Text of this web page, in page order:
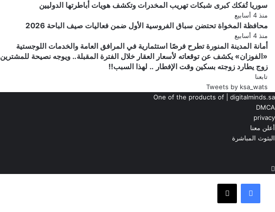
سوريا تُفكك كبرى شبكات تهريب المخدرات وتكشف هويات أباطرتها الدوليين
منذ 4 أسابيع
محافظة المخواة تحتضن سباق الفروسية الأول ضمن فعاليات صيف الباحة 2026
منذ 4 أسابيع
أمانة المدينة المنورة تطرح فرصًا استثمارية في المرافق العامة والخدمات اللوجستية
«الفوزان»
يكشف
عن
توقعاته
لأسعار
العقار
خلال
الفترة
المقبلة..
«الفوزان» يكشف عن توقعاته لأسعار العقار خلال الفترة المقبلة.. ويوجه نصيحة للمشترين
زوج
يطارد
زوجته
بسكين
وقت
الإفطار
..
لهذا
زوج يطارد زوجته بسكين وقت الإفطار .. لهذا السبب!!
تابعنا
Tweets by ksa_wats
One of the products of | digitalminds.sa
DMCA
privacy
أعلن معنا
البثوث المباشرة
تشات
فيسبوك ‫X